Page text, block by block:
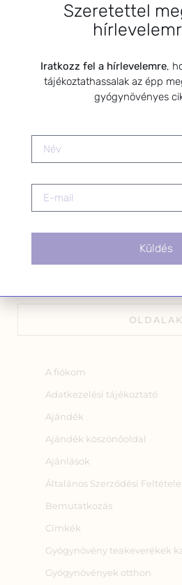
Kérlek a feliratkozáshoz
az alábbi nyilatkozatot:
Adatkezelési tájékoztatóban
foglaltak szerint a HerbClinic
A hírlevélről bármikor
leiratkozhatsz a levél alján
OLDALAK
A fiókom
Adatkezelési tájékoztató
Ajándék
Ajándék köszönőoldal
Ajánlások
Általános Szerződési
Bemutatkozás
Címkék
Gyógynövény teakeverékek
Gyógynövények otthon
Szeretettel
Iratkozz fel a hírlevelemre,
tájékoztathassalak az épp
gyógynövényes
Küldés